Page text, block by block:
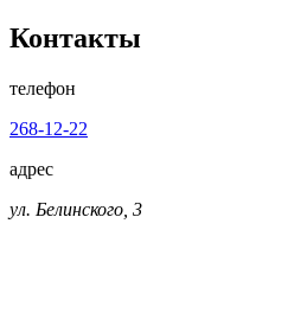
Контакты
телефон
268-12-22
адрес
ул. Белинского, 3